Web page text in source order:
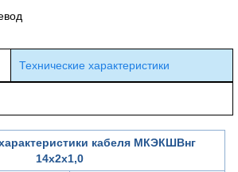
Технические характеристики
кабеля МКЭКШВнг
14х2х1,0